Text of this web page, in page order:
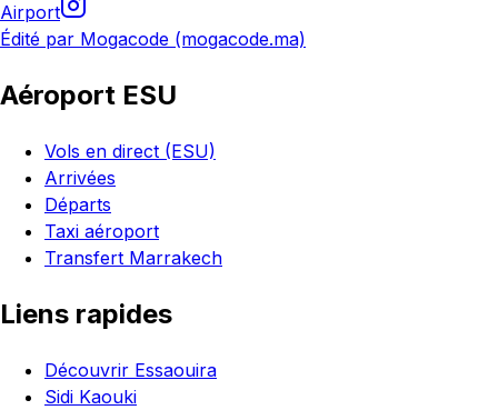
Airport
Édité par Mogacode (mogacode.ma)
Aéroport ESU
Vols en direct (ESU)
Arrivées
Départs
Taxi aéroport
Transfert Marrakech
Liens rapides
Découvrir Essaouira
Sidi Kaouki